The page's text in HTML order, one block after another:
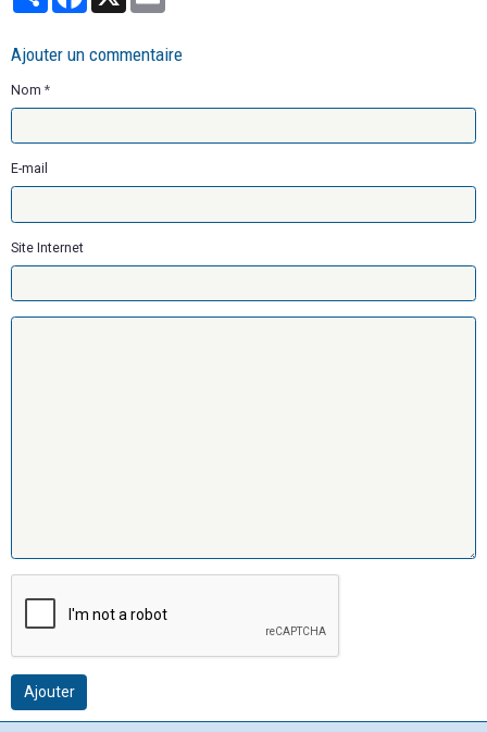
Ajouter un commentaire
Nom
E-mail
Site Internet
Ajouter